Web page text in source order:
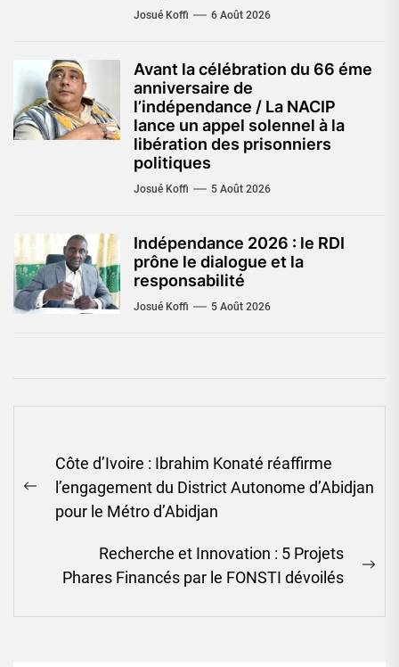
Josué Koffi 6 Août 2026
Avant la célébration du 66 éme
anniversaire de
l’indépendance / La NACIP
lance un appel solennel à la
libération des prisonniers
politiques
Josué Koffi 5 Août 2026
Indépendance 2026 : le RDI
prône le dialogue et la
responsabilité
Josué Koffi 5 Août 2026
de
l’article
Previous
post:
Côte d’Ivoire : Ibrahim Konaté réaffirme
l’engagement du District Autonome d’Abidjan
pour le Métro d’Abidjan
Recherche et Innovation : 5 Projets
Phares Financés par le FONSTI dévoilés